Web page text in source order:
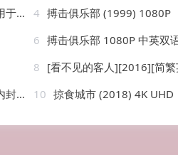
述… 4 搏击俱乐部 (1999) 1080P
6 搏击俱乐部 1080P 中英双
8 [看不见的客人][2016][简
险】 10 掠食城市 (2018) 4K UHD